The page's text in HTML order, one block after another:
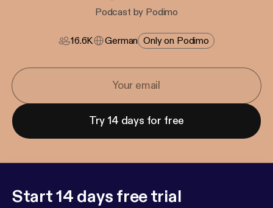
Podcast by Podimo
16.6K German Only on Podimo
Try 14 days for free
Start 14 days free trial